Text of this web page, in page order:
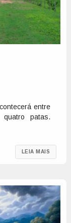
entre
patas.
LEIA MAIS